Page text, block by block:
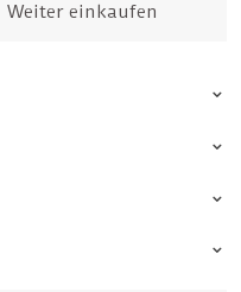
Weiter einkaufen